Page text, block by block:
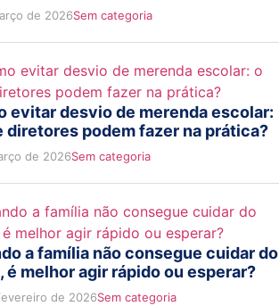
de 2026Sem categoria
evitar desvio de merenda escolar:
diretores podem fazer na prática?
de 2026Sem categoria
a família não consegue cuidar do
é melhor agir rápido ou esperar?
de 2026Sem categoria